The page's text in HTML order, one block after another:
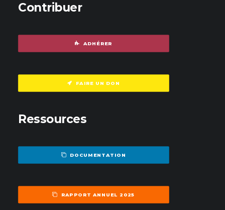
Contribuer
ADHÉRER
FAIRE UN DON
Ressources
DOCUMENTATION
RAPPORT ANNUEL 2025